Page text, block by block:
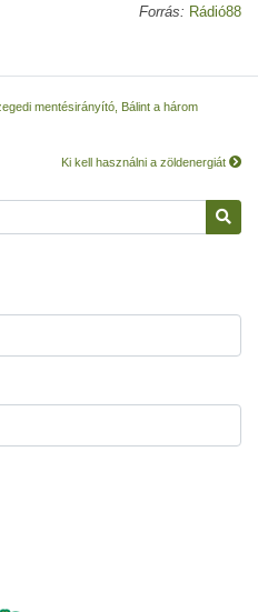
Forrás: Rádió88
mentésirányító, Bálint a három
Ki kell használni a zöldenergiát